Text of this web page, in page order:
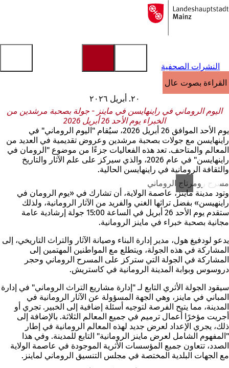
الانتقال إلى المحتوى
إلى
الصفحة
النشرات الصحفية
القراءة بصوت عالٍ
٢٠. أبريل ٢٠٢٦
اليوم الروماني في راينهايسن في ماينز - جولة بصحبة مرشدين من
الخبراء يوم الأحد 26 أبريل 2026
يوم الأحد الموافق 26 أبريل 2026، سيُقام "اليوم الروماني" في
راينهايسن مع جولات بصحبة مرشدين وعروض تقديمية في العديد من
المعالم والمتاحف. تعد هذه الفعاليات جزءًا من موضوع "الرومان في
راينهايسن" في عام 2026، والذي سيركز على علم الآثار والتاريخ
والثقافة الرومانية في راينهايسن الحالية.
مسرح رومرتاج الروماني
وتود مدينة ماينز، عاصمة الولاية، أن تشارك في «يوم الرومان في
راينهيسن» بفضل تراثها الغني والفريد من الآثار الرومانية، ولذلك
ستقدم يوم الأحد 26 أبريل في الساعة 15:00 جولة إرشادية عامة
مجانية بصحبة خبراء في ماينز الرومانية.
يدعو لودفيغ هول، مدير إدارة البناء وصيانة الآثار والتراث التاريخي، إلى
المشاركة في هذه الجولة، ويتطلع مع المواطنين المهتمين إلى
المشاركة في الجولة التي ستركز على المسرح الروماني وحجر
دروسوس وبوابة المدينة الرومانية في كاستريش.
سيقود الجولة الأثري التابع لـ "إدارة مشاريع التراث الروماني" في إدارة
المباني في ماينز، وهي الجهة المسؤولة عن الآثار الرومانية في
المدينة، مما يتيح الفرصة لتوجيه أسئلة إضافية إلى الخبير. تجري أو
أجريت مؤخرًا أعمال ترميم في جميع المعالم الثلاثة. بالإضافة إلى
ذلك، يجري الإعداد لعرض جديد لهذه المعالم الرومانية في إطار
"المفهوم الشامل لعرض ماينز الرومانية" التابع للمدينة. وفي هذا
الصدد، تتعاون جميع المؤسسات الأثرية الموجودة في عاصمة الولاية
مع الجهات البلدية المختصة في مجلس التنسيق الروماني لماينز.